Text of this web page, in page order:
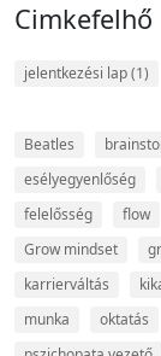
Cimkefelhő
jelentkezési lap(1)
Beatles
esélyegyenlőség
felelősség
flow
Grow mindset
karrierváltás
munka
oktatás